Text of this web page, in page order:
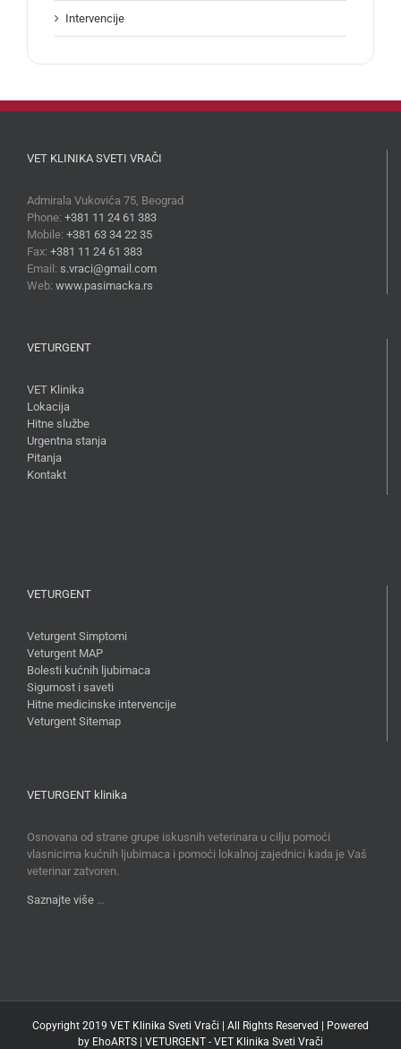
Intervencije
VET KLINIKA SVETI VRAČI
Admirala Vukovića 75, Beograd
Phone: +381 11 24 61 383
Mobile: +381 63 34 22 35
Fax: +381 11 24 61 383
Email: s.vraci@gmail.com
Web: www.pasimacka.rs
VETURGENT
VET Klinika
Lokacija
Hitne službe
Urgentna stanja
Pitanja
Kontakt
VETURGENT
Veturgent Simptomi
Veturgent MAP
Bolesti kućnih ljubimaca
Sigurnost i saveti
Hitne medicinske intervencije
Veturgent Sitemap
VETURGENT klinika
Osnovana od strane grupe iskusnih veterinara u cilju pomoći
vlasnicima kućnih ljubimaca i pomoći lokalnoj zajednici kada je Vaš
veterinar zatvoren.
Saznajte više …
Copyright 2019 VET Klinika Sveti Vrači | All Rights Reserved | Powered
by EhoARTS VETURGENT - VET Klinika Sveti Vrači